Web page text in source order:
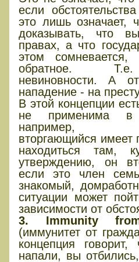
если
это лишь означает,
доказывать, что
правах, а что
этом сомневается,
обратное.
невиновности. А
нападение - на
В этой концепции
не применима в
например,
вторгающийся имеет
находиться там,
утверждению, он
если это член
знакомый,
ситуации может
зависимости от
3. Immunity
(иммунитет от
концепция
напали, вы